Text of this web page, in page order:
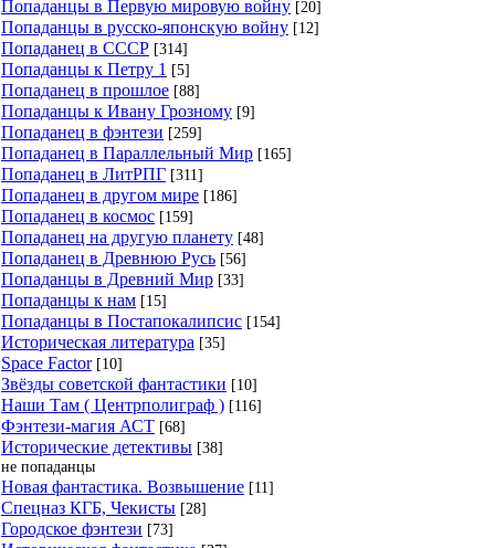
Попаданцы в Первую мировую войну [20]
Попаданцы в русско-японскую войну [12]
Попаданец в СССР [314]
Попаданцы к Петру 1 [5]
Попаданец в прошлое [88]
Попаданцы к Ивану Грозному [9]
Попаданец в фэнтези [259]
Попаданец в Параллельный Мир [165]
Попаданец в ЛитРПГ [311]
Попаданец в другом мире [186]
Попаданец в космос [159]
Попаданец на другую планету [48]
Попаданец в Древнюю Русь [56]
Попаданцы в Древний Мир [33]
Попаданцы к нам [15]
Попаданцы в Постапокалипсис [154]
Историческая литература [35]
Space Factor [10]
Звёзды советской фантастики [10]
Наши Там ( Центрполиграф ) [116]
Фэнтези-магия АСТ [68]
Исторические детективы [38]
не попаданцы
Новая фантастика. Возвышение [11]
Спецназ КГБ, Чекисты [28]
Городское фэнтези [73]